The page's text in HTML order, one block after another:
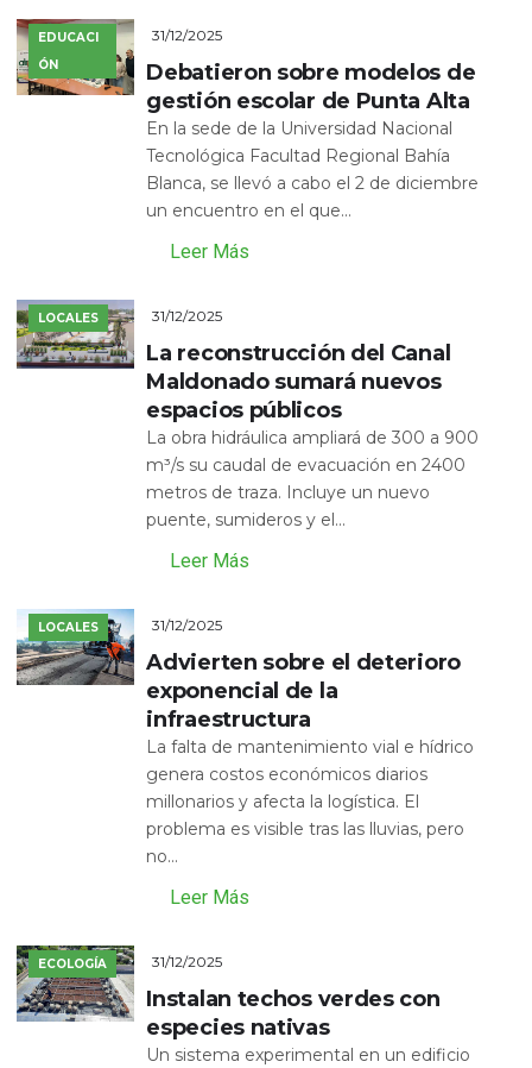
EDUCACI
ÓN
31/12/2025
Debatieron sobre modelos de
gestión escolar de Punta Alta
En la sede de la Universidad Nacional
Tecnológica Facultad Regional Bahía
Blanca, se llevó a cabo el 2 de diciembre
un encuentro en el que...
Leer Más
LOCALES 31/12/2025
La reconstrucción del Canal
Maldonado sumará nuevos
espacios públicos
La obra hidráulica ampliará de 300 a 900
m³/s su caudal de evacuación en 2400
metros de traza. Incluye un nuevo
puente, sumideros y el...
Leer Más
LOCALES 31/12/2025
Advierten sobre el deterioro
exponencial de la
infraestructura
La falta de mantenimiento vial e hídrico
genera costos económicos diarios
millonarios y afecta la logística. El
problema es visible tras las lluvias, pero
no...
Leer Más
ECOLOGÍA 31/12/2025
Instalan techos verdes con
especies nativas
Un sistema experimental en un edificio